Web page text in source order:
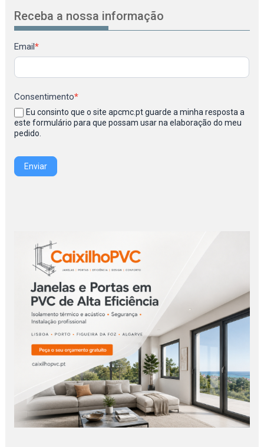
Receba a nossa informação
Newsletter
Email*
Consentimento*
Eu consinto que o site apcmc.pt guarde a minha resposta a
este formulário para que possam usar na elaboração do meu
pedido.
Enviar